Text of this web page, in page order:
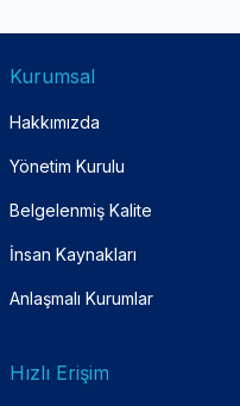
Kurumsal
Hakkımızda
Yönetim Kurulu
Belgelenmiş Kalite
İnsan Kaynakları
Anlaşmalı Kurumlar
Hızlı Erişim